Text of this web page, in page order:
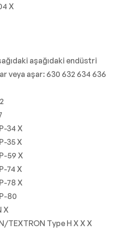
X
aşağıdaki endüstri
veya aşar: 630 632 634 636
34 X
35 X
59 X
74 X
78 X
80
X
TEXTRON Type H X X X